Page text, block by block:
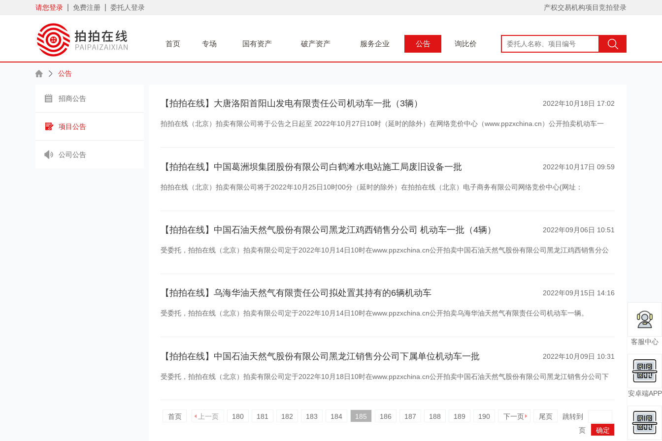
请您登录 免费注册 委托人登录 产权交易机构项目竞拍登录
首页 专场 国有资产 破产资产 服务企业 公告 询比价
公告
招商公告
项目公告
公司公告
【拍拍在线】大唐洛阳首阳山发电有限责任公司机动车一批（3辆） 2022年10月18日 17:02
拍拍在线（北京）拍卖有限公司将于公告之日起至 2022年10月27日10时（延时的除外）在网络竞价中心（www.ppzxchina.cn）公开拍卖机动车一
一、竞买人需具备完全民事行为能力企业法人或自然人。竞买成功后，竞买人（委托方需携带授权委托书）到标的企业签订《交易凭证》办理交接手
续，因不符合条件参加竞买的，由竞买人自行承担相应的法律责任。
三、2022年10月27日10时0分止（多辆标的车辆时间顺延30分钟）转为延时报价，延时报价2分钟如果有竞买人出价，就自动延迟2分钟。
四、本次拍卖的车辆均已脱审，保险均已过期，由此产生的费用由买受人自行承担，转让方不负责相关费用，仅配合办理过户手续。买受人自愿参加
认真了解拍卖标的物的情况，获得有关文件资料、实地查看拍卖标的物。竞买人一旦交纳竞买保证金及申请报价就表明已完全了解标的物状况，并予
以确认，愿意承担一切法律责任，委托方不承担和担保标的物的品质和相关瑕疵等任何责任。
五、本次拍卖为设有保留价的增价拍卖方式，保留价高于或等于起拍价，至少一人报名且出价且不低于保留价，方可成交。
六、买受人应在确定成交起3个工作日内签署《交易凭证》，同时支付全部成交价款和3000元车辆评估费至拍拍在线（北京）拍卖有限公司指定账户，
七、买受人应在确定成交起10个工作日内（遇节假日顺延）内完成标的资产提取工作，成为买受人后不得以不了解标的状况、标的有瑕疵、质量等为
由退还标的物或拒付价款，车辆过户费由买受人承担。除公告期间已公示的信息外，其他如车辆能否过户、能否外迁、环保标准、是否存在违章、是
部门了解清楚。竞买人一经出价，即表明已完全了解与认可标的状况及上述相关车辆全部情况及瑕疵，并自愿接受标的全部现状及瑕疵，并愿承担一
扣除全部保证金，标的资产收回，扣除的保证金依次用于支付竞价产生的费用损失、弥补重新竞价价款低于原拍卖价款的差价。悔拍后重新拍卖的，
【拍拍在线】中国葛洲坝集团股份有限公司白鹤滩水电站施工局废旧设备一批 2022年10月17日 09:59
拍拍在线（北京）拍卖有限公司将于2022年10月25日10时00分（延时的除外）在拍拍在线（北京）电子商务有限公司网络竞价中心(网址：
拍卖标的物：中国葛洲坝集团股份有限公司白鹤滩水电站施工局废旧设备一批
一、
1、标的资产均已不能使用，数量，种类、规格、品质、型号均以现场实物展示状态为准，本公司及委托人均不承担瑕疵担保责任。
2、委托人对该标的资产存在的瑕疵已履行告知义务，竞买人应自行充分考虑受让标的所承担的所有风险（包含新冠疫情防控产生的一切风险）。
关于四川旅居史人员管控：一、继续执行3天集中隔离+4天居家健康监测（第2、4天完成2次核酸检测），不具备居家健康监测的转7天集中隔离；
二、已经入巧的落实7天居家健康监测（第1、2、3、5、7天开展核酸检测）
三、咨询、展示看样的时间与方式
【拍拍在线】中国石油天然气股份有限公司黑龙江鸡西销售分公司 机动车一批（4辆） 2022年09月06日 10:51
受委托，拍拍在线（北京）拍卖有限公司定于2022年10月14日10时在www.ppzxchina.cn公开拍卖中国石油天然气股份有限公司黑龙江鸡西销售分公
标的展示时间及地点：自公告之日起至2022年10月13日12时止在所在地统一现场展示（需提前预约，节假日除外）。
有意竞买者登录www.ppzxchina.cn仔细查看项目交易条件，在2022年10月13日17时前完成账号注册、上传真实有效的资质及身份证明文件、在相应
现场踏勘联系人：王先生 联系电话：18646740291
拍卖公司联系人：任先生 联系电话：13522161404 4008003698
【拍拍在线】乌海华油天然气有限责任公司拟处置其持有的6辆机动车 2022年09月15日 14:16
受委托，拍拍在线（北京）拍卖有限公司定于2022年10月14日10时在www.ppzxchina.cn公开拍卖乌海华油天然气有限责任公司机动车一辆。
有意竞买者登录www.ppzxchina.cn仔细查看项目交易条件，在2022年10月13日17时前完成账号注册、上传真实有效的资质及身份证明文件、在相应
竞价页面点击报名。
拍卖公司联系人：任先生 联系电话：13522161404 4008003698
【拍拍在线】中国石油天然气股份有限公司黑龙江销售分公司下属单位机动车一批 2022年10月09日 10:31
受委托，拍拍在线（北京）拍卖有限公司定于2022年10月18日10时在www.ppzxchina.cn公开拍卖中国石油天然气股份有限公司黑龙江销售分公司下
标的展示时间及地点：自公告之日起至2022年10月17日14时止在所在地统一现场展示（需提前预约，节假日除外）。
有意竞买者登录www.ppzxchina.cn仔细查看项目交易条件，在2022年10月17日17时前完成账号注册、上传真实有效的资质及身份证明文件、在相应
首页 上一页 180 181 182 183 184 185 186 187 188 189 190 下一页 尾页
跳转到
页
客服中心
安卓端APP